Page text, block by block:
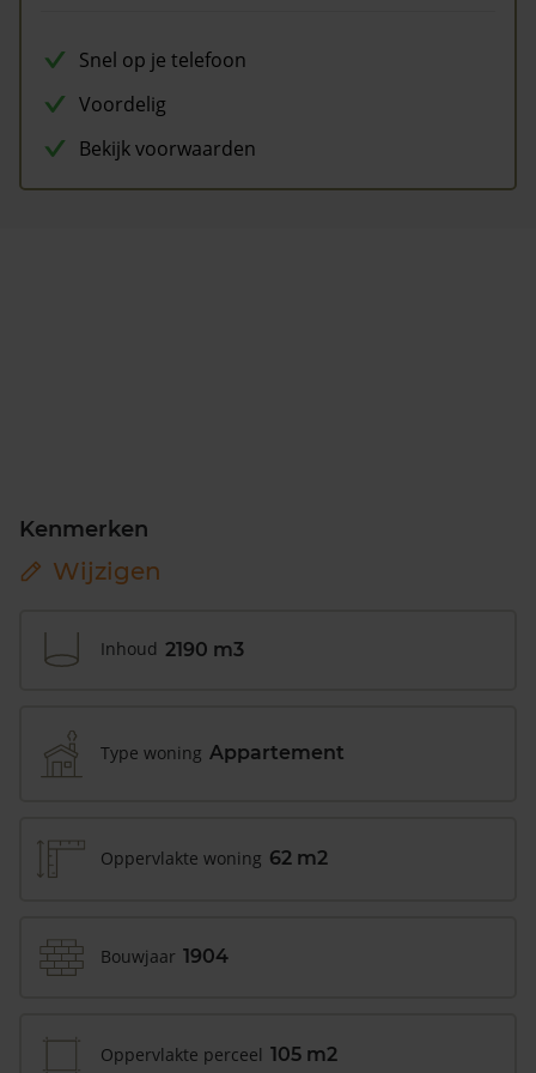
Snel op je telefoon
Voordelig
Bekijk voorwaarden
Kenmerken
Wijzigen
Inhoud 2190 m3
Type woning Appartement
Oppervlakte woning 62 m2
Bouwjaar 1904
Oppervlakte perceel 105 m2